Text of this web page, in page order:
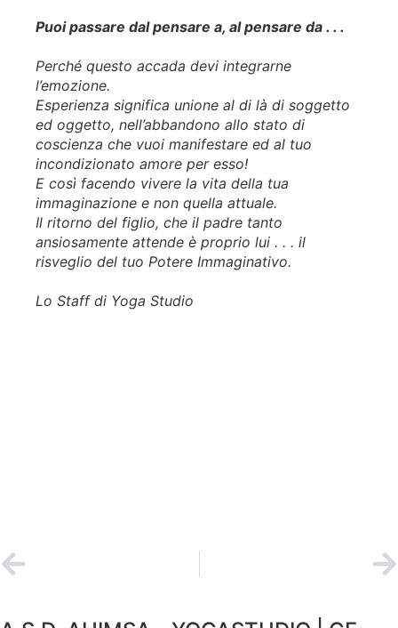
Puoi passare dal pensare a, al pensare da . . .
Perché questo accada devi integrarne
l’emozione.
Esperienza significa unione al di là di soggetto
ed oggetto, nell’abbandono allo stato di
coscienza che vuoi manifestare ed al tuo
incondizionato amore per esso!
E così facendo vivere la vita della tua
immaginazione e non quella attuale.
Il ritorno del figlio, che il padre tanto
ansiosamente attende è proprio lui . . . il
risveglio del tuo Potere Immaginativo.
Lo Staff di Yoga Studio